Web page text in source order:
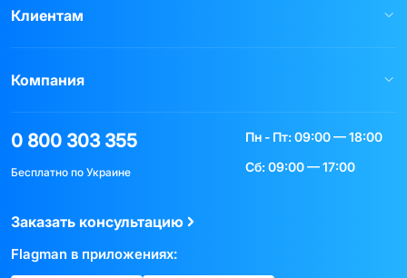
Клиентам
Компания
0 800 303 355
Бесплатно по Украине
Пн - Пт: 09:00 — 18:00
Сб: 09:00 — 17:00
Заказать консультацию
Flagman в приложениях: